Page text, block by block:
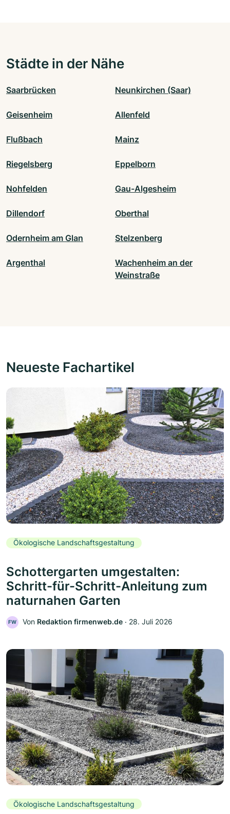
Städte in der Nähe
Saarbrücken Neunkirchen (Saar)
Geisenheim Allenfeld
Flußbach Mainz
Riegelsberg Eppelborn
Nohfelden Gau-Algesheim
Dillendorf Oberthal
Odernheim am Glan Stelzenberg
Argenthal
Wachenheim an der
Weinstraße
Neueste Fachartikel
Ökologische Landschaftsgestaltung
Schottergarten umgestalten:
Schritt-für-Schritt-Anleitung zum
naturnahen Garten
FW Von Redaktion firmenweb.de ‧ 28. Juli 2026
Ökologische Landschaftsgestaltung